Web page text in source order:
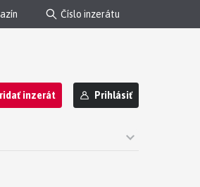
inzerát Prihlásiť